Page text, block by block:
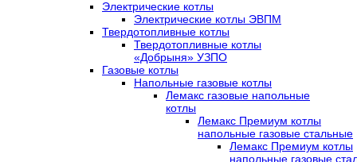
Электрические котлы
Электрические котлы ЭВПМ
Твердотопливные котлы
Твердотопливные котлы
«Добрыня» УЗПО
Газовые котлы
Напольные газовые котлы
Лемакс газовые напольные
котлы
Лемакс Премиум котлы
напольные газовые стальные
Лемакс Премиум котлы
напольные газовые